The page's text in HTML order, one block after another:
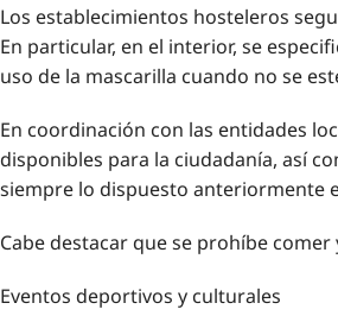
Los establecimientos hosteleros
En particular, en el interior, se
uso de la mascarilla cuando no se
En coordinación con las entidades
disponibles para la ciudadanía, así
siempre lo dispuesto anteriormente
Cabe destacar que se prohíbe
Eventos deportivos y culturales